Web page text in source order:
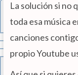
La solución si no
toda esa música
canciones
propio Youtube